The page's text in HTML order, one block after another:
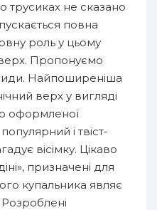
трусиках не сказано
повна
роль у цьому
Пропонуємо
Найпоширеніша
верх у вигляді
оформленої
і твіст-
вісімку. Цікаво
призначені для
купальника являє
Розроблені